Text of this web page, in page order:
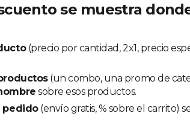
se muestra
(precio por cantidad, 2x1, precio
(un combo, una promo de
sobre esos productos.
pedido(envío gratis, % sobre el carrito)